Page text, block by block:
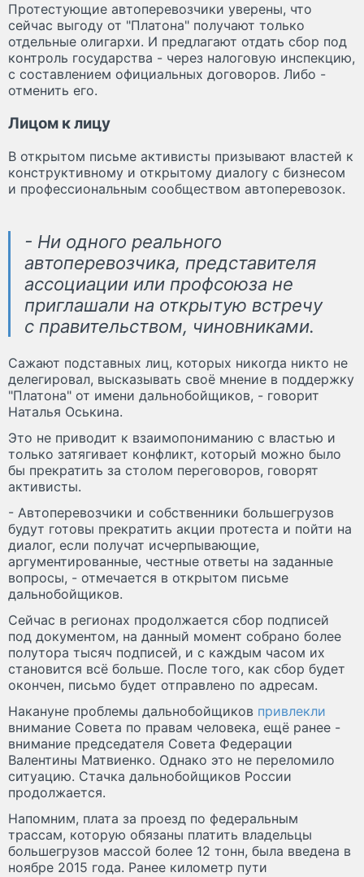
Протестующие автоперевозчики уверены, что
сейчас выгоду от "Платона" получают только
отдельные олигархи. И предлагают отдать сбор под
контроль государства - через налоговую инспекцию,
с составлением официальных договоров. Либо -
отменить его.
Лицом к лицу
В открытом письме активисты призывают властей к
конструктивному и открытому диалогу с бизнесом
и профессиональным сообществом автоперевозок.
- Ни одного реального
автоперевозчика, представителя
ассоциации или профсоюза не
приглашали на открытую встречу
с правительством, чиновниками.
Сажают подставных лиц, которых никогда никто не
делегировал, высказывать своё мнение в поддержку
"Платона" от имени дальнобойщиков, - говорит
Наталья Оськина.
Это не приводит к взаимопониманию с властью и
только затягивает конфликт, который можно было
бы прекратить за столом переговоров, говорят
активисты.
- Автоперевозчики и собственники большегрузов
будут готовы прекратить акции протеста и пойти на
диалог, если получат исчерпывающие,
аргументированные, честные ответы на заданные
вопросы, - отмечается в открытом письме
дальнобойщиков.
Сейчас в регионах продолжается сбор подписей
под документом, на данный момент собрано более
полутора тысяч подписей, и с каждым часом их
становится всё больше. После того, как сбор будет
окончен, письмо будет отправлено по адресам.
Накануне проблемы дальнобойщиков привлекли
внимание Совета по правам человека, ещё ранее -
внимание председателя Совета Федерации
Валентины Матвиенко. Однако это не переломило
ситуацию. Стачка дальнобойщиков России
продолжается.
Напомним, плата за проезд по федеральным
трассам, которую обязаны платить владельцы
большегрузов массой более 12 тонн, была введена в
ноябре 2015 года. Ранее километр пути